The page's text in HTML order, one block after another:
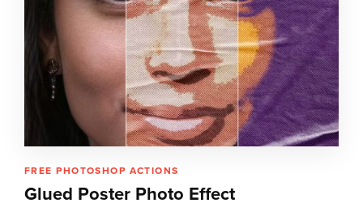
FREE PHOTOSHOP ACTIONS
Glued Poster Photo Effect